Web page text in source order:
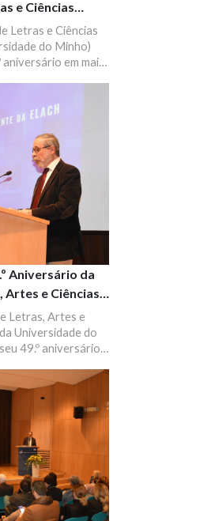
e Ciências
Letras e Ciências
do Minho)
aniversário em maio
Aniversário da
Artes e Ciências
Letras, Artes e
Universidade do
49.º aniversário.
do nascimento